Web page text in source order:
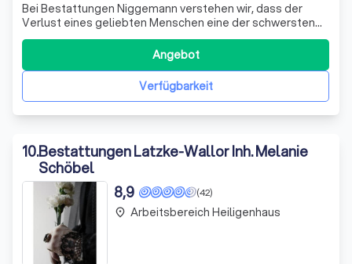
Bei Bestattungen Niggemann verstehen wir, dass der
Verlust eines geliebten Menschen eine der schwersten
Zeiten im Leben darstellt. Mit tiefem Mitgefühl und
Respekt kümmern wir uns um die gesamte Organisation
und Durchführung von Bestattungen, damit Sie sich in
dieser schweren Zeit auf das Wesentlich
Verfügbarkeit
Angebot
10.Bestattungen Latzke-Wallor Inh. Melanie
Schöbel
(42)
8,9
place Arbeitsbereich Heiligenhaus